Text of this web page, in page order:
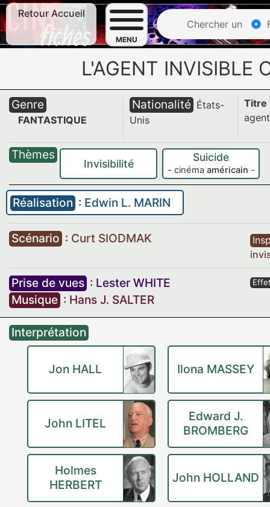
Retour Accueil
MENU
Chercher un
L'AGENT INVISIBLE
Genre
FANTASTIQUE
Nationalité États-
Unis
Titre
agent
Thèmes
Invisibilité Suicide
- cinéma américain -
Réalisation : Edwin L. MARIN
Scénario : Curt SIODMAK
Prise de vues : Lester WHITE
Musique : Hans J. SALTER
Interprétation
Jon HALL Ilona MASSEY
John LITEL
Edward J.
BROMBERG
Holmes
HERBERT
John HOLLAND